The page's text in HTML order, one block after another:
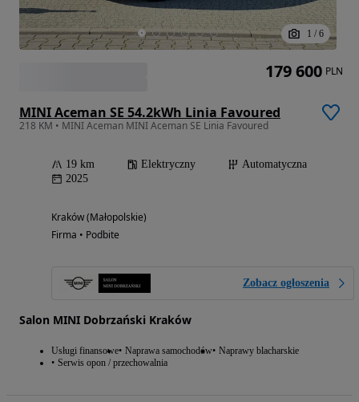
1 / 6
MINI Aceman SE 54.2kWh Linia Favoured
218 KM • MINI Aceman MINI Aceman SE Linia Favoured
19 km Elektryczny
Automatyczna
2025
Kraków (Małopolskie)
Firma • Podbite
Zobacz ogłoszenia
Salon MINI Dobrzański Kraków
Usługi finansowe Naprawa samochodów Naprawy blacharskie
Serwis opon / przechowalnia
179 600 PLN